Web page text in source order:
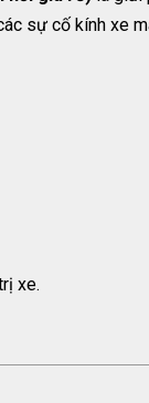
sự cố kính xe
xe.